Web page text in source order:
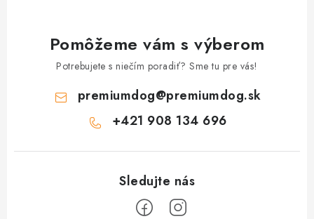
Pomôžeme vám s výberom
Potrebujete s niečím poradiť? Sme tu pre vás!
premiumdog@premiumdog.sk
+421 908 134 696